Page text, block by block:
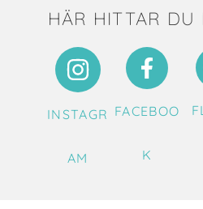
10 april, 2016
HÄR HITTAR DU
INSTAGR
AM
FACEBOO
K